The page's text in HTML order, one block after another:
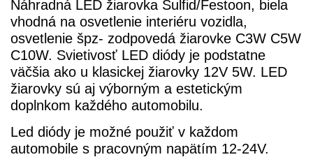
Náhradná LED žiarovka Sulfid/Festoon, biela
vhodná na osvetlenie interiéru vozidla,
osvetlenie špz- zodpovedá žiarovke C3W C5W
C10W. Svietivosť LED diódy je podstatne
väčšia ako u klasickej žiarovky 12V 5W. LED
žiarovky sú aj výborným a estetickým
doplnkom každého automobilu.
Led diódy je možné použiť v každom
automobile s pracovným napätím 12-24V.